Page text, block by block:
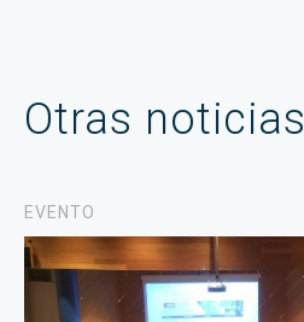
Otras noticias
EVENTO